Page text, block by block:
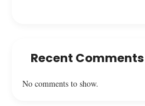
Recent Comments
No comments to show.